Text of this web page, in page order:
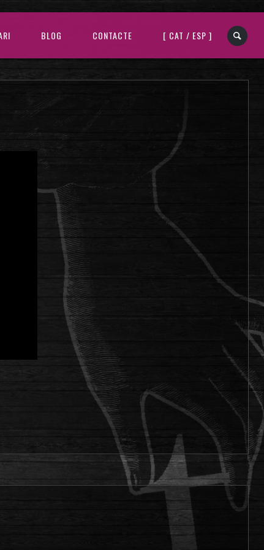
BLOG CONTACTE [ CAT / ESP ]